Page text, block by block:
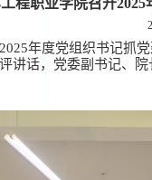
程职业学院召开
年度党组织书记抓
讲话，党委副书记、院